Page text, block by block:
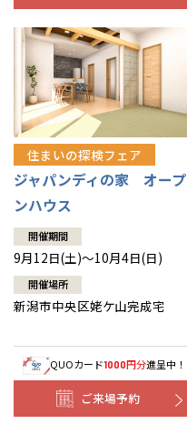
住まいの探検フェア
ジャパンディの家 オープ
ンハウス
開催期間
9月12日(土)～10月4日(日)
開催場所
新潟市中央区姥ケ山完成宅
QUOカード1000円分進呈中！
ご来場予約